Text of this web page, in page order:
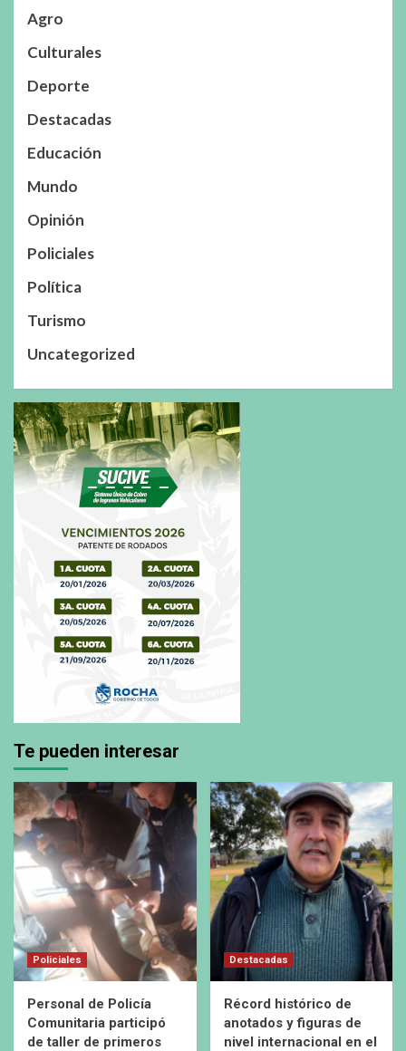
Agro
Culturales
Deporte
Destacadas
Educación
Mundo
Opinión
Policiales
Política
Turismo
Uncategorized
Te pueden interesar
Policiales
Personal de Policía
Comunitaria participó
de taller de primeros
Destacadas
Récord histórico de
anotados y figuras de
nivel internacional en el